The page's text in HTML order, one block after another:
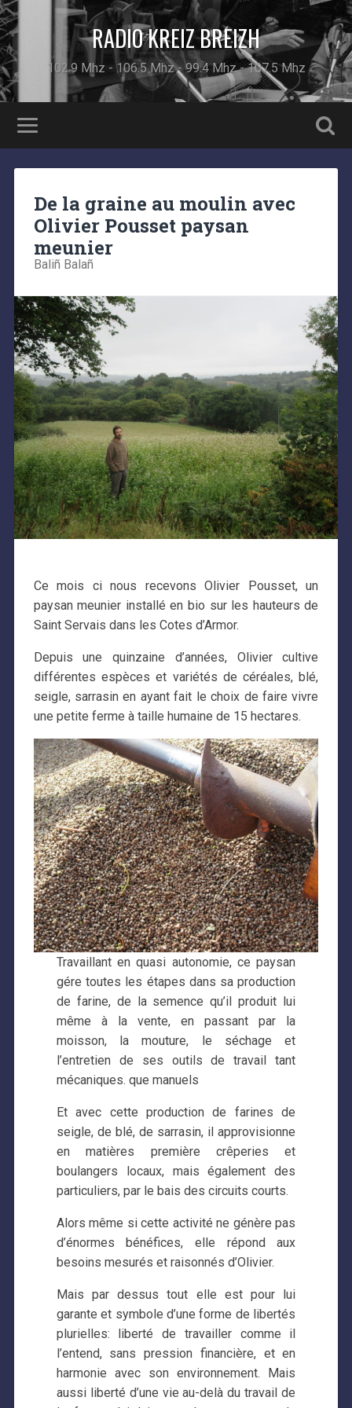
RADIO KREIZ BREIZH
102.9 Mhz - 106.5 Mhz - 99.4 Mhz - 107.5 Mhz
De la graine au moulin avec
Olivier Pousset paysan
meunier
Baliñ Balañ
Ce mois ci nous recevons Olivier Pousset, un
paysan meunier installé en bio sur les hauteurs de
Saint Servais dans les Cotes d’Armor.
Depuis une quinzaine d’années, Olivier cultive
différentes espèces et variétés de céréales, blé,
seigle, sarrasin en ayant fait le choix de faire vivre
une petite ferme à taille humaine de 15 hectares.
Travaillant en quasi autonomie, ce paysan
gére toutes les étapes dans sa production
de farine, de la semence qu’il produit lui
même à la vente, en passant par la
moisson, la mouture, le séchage et
l’entretien de ses outils de travail tant
mécaniques. que manuels
Et avec cette production de farines de
seigle, de blé, de sarrasin, il approvisionne
en matières première crêperies et
boulangers locaux, mais également des
particuliers, par le bais des circuits courts.
Alors même si cette activité ne génère pas
d’énormes bénéfices, elle répond aux
besoins mesurés et raisonnés d’Olivier.
Mais par dessus tout elle est pour lui
garante et symbole d’une forme de libertés
plurielles: liberté de travailler comme il
l’entend, sans pression financière, et en
harmonie avec son environnement. Mais
aussi liberté d’une vie au-delà du travail de